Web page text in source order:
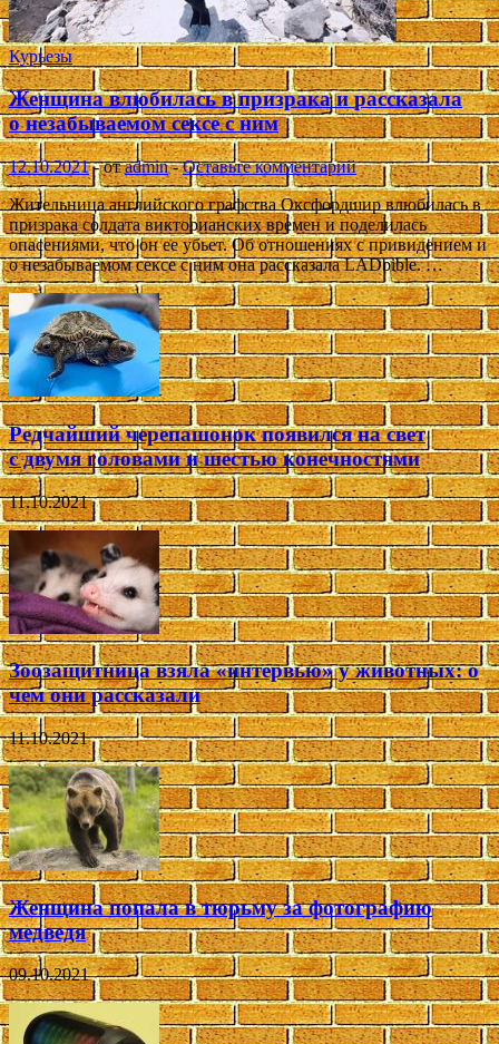
Курьезы
Женщина влюбилась в призрака и рассказала
о незабываемом сексе с ним
12.10.2021-отadmin-Оставьте комментарий
Жительница английского графства Оксфордшир влюбилась в
призрака солдата викторианских времен и поделилась
опасениями, что он ее убьет. Об отношениях с привидением и
о незабываемом сексе с ним она рассказала LADbible. …
Редчайший черепашонок появился на свет
с двумя головами и шестью конечностями
11.10.2021
Зоозащитница взяла «интервью» у животных: о
чем они рассказали
11.10.2021
Женщина попала в тюрьму за фотографию
медведя
09.10.2021